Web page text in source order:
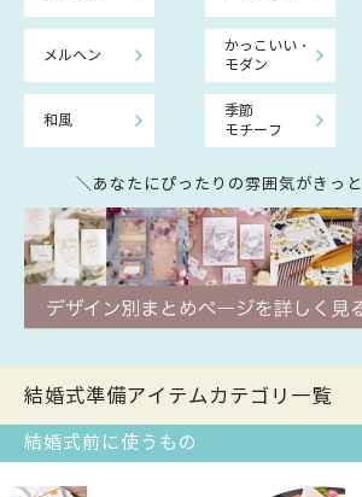
メルヘン
かっこいい・
モダン
和風
季節
モチーフ
＼あなたにぴったりの雰囲気がきっ
結婚式準備アイテムカテゴリ一覧
結婚式前に使うもの